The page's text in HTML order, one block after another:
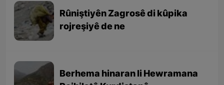
Rûniştiyên Zagrosê di kûpika
rojreşiyê de ne
Berhema hinaran li Hewramana